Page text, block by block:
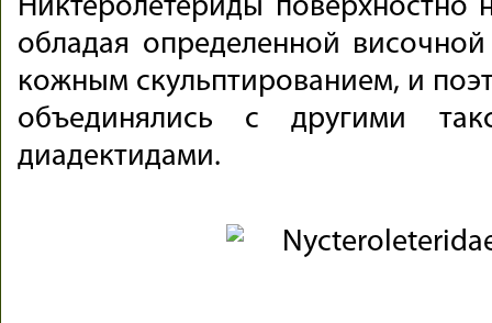
Никтеролетериды
обладая определенной
кожным скульптированием, и
объединялись с другими
диадектидами.